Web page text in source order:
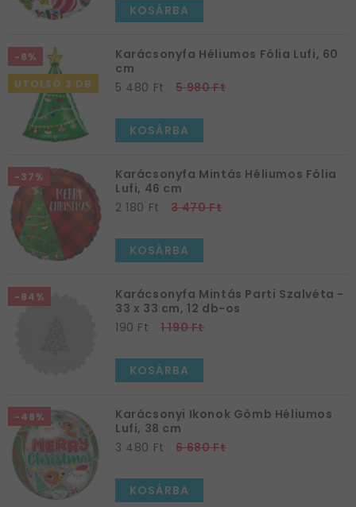
KOSÁRBA
-8%
UTOLSÓ 3 DB
Karácsonyfa Héliumos Fólia Lufi, 60
cm
5 480 Ft
5 980 Ft
KOSÁRBA
-37%
Karácsonyfa Mintás Héliumos Fólia
Lufi, 46 cm
2 180 Ft
3 470 Ft
KOSÁRBA
-84%
Karácsonyfa Mintás Parti Szalvéta -
33 x 33 cm, 12 db-os
190 Ft
1 190 Ft
KOSÁRBA
-48%
Karácsonyi Ikonok Gömb Héliumos
Lufi, 38 cm
3 480 Ft
6 680 Ft
KOSÁRBA